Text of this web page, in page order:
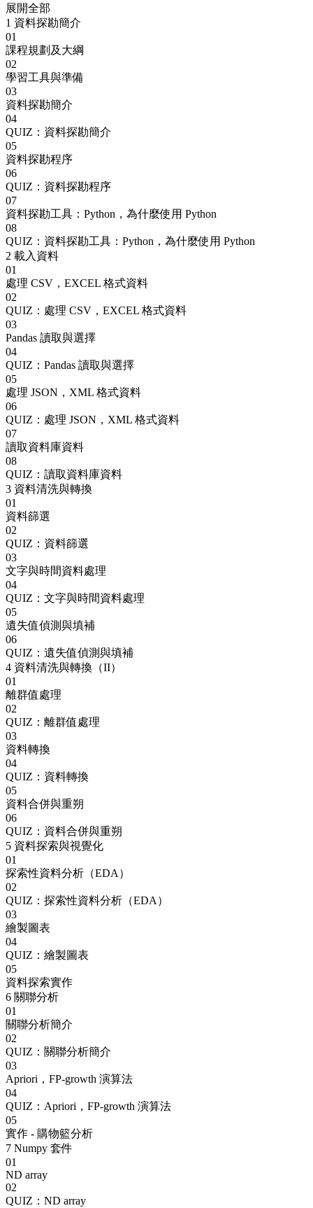
展開全部
1 資料探勘簡介
01
課程規劃及大綱
02
學習工具與準備
03
資料探勘簡介
04
QUIZ：資料探勘簡介
05
資料探勘程序
06
QUIZ：資料探勘程序
07
資料探勘工具：Python，為什麼使用 Python
08
QUIZ：資料探勘工具：Python，為什麼使用 Python
2 載入資料
01
處理 CSV，EXCEL 格式資料
02
QUIZ：處理 CSV，EXCEL 格式資料
03
Pandas 讀取與選擇
04
QUIZ：Pandas 讀取與選擇
05
處理 JSON，XML 格式資料
06
QUIZ：處理 JSON，XML 格式資料
07
讀取資料庫資料
08
QUIZ：讀取資料庫資料
3 資料清洗與轉換
01
資料篩選
02
QUIZ：資料篩選
03
文字與時間資料處理
04
QUIZ：文字與時間資料處理
05
遺失值偵測與填補
06
QUIZ：遺失值偵測與填補
4 資料清洗與轉換（II）
01
離群值處理
02
QUIZ：離群值處理
03
資料轉換
04
QUIZ：資料轉換
05
資料合併與重朔
06
QUIZ：資料合併與重朔
5 資料探索與視覺化
01
探索性資料分析（EDA）
02
QUIZ：探索性資料分析（EDA）
03
繪製圖表
04
QUIZ：繪製圖表
05
資料探索實作
6 關聯分析
01
關聯分析簡介
02
QUIZ：關聯分析簡介
03
Apriori，FP-growth 演算法
04
QUIZ：Apriori，FP-growth 演算法
05
實作 - 購物籃分析
7 Numpy 套件
01
ND array
02
QUIZ：ND array